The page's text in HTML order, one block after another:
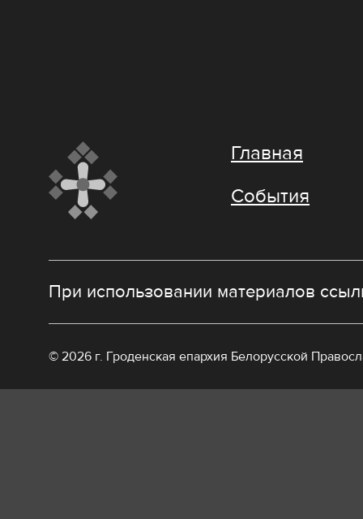
Главная
События
При использовании материалов
© 2026 г. Гроденская епархия Белорусской